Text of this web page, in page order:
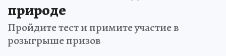
природе
Пройдите тест и примите участие в
розыгрыше призов